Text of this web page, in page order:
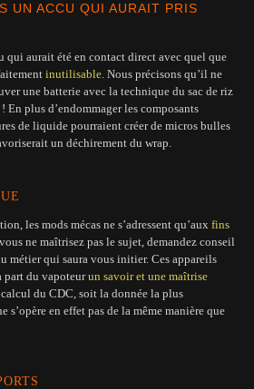
UN ACCU QUI AURAIT PRIS
qui aurait été en contact direct avec quel que
inutilisable. Nous précisons qu’il ne
une batterie avec la technique du sac de riz
plus d’endommager les composants
de liquide pourraient créer de micros bulles
un déchirement du wrap.
les mods mécas ne s’adressent qu’aux fins
ne maîtrisez pas le sujet, demandez conseil
métier qui saura vous initier. Ces appareils
part du vapoteurun savoir et une maîtrise
calcul du CDC, soit la donnée la plus
s’opère en effet pas de la même manière que